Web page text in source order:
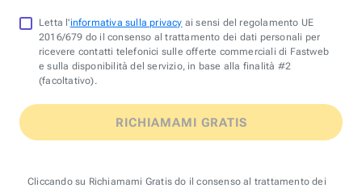
Letta l'informativa sulla privacy ai sensi del regolamento UE
2016/679 do il consenso al trattamento dei dati personali per
ricevere contatti telefonici sulle offerte commerciali di Fastweb
e sulla disponibilità del servizio, in base alla finalità #2
(facoltativo).
RICHIAMAMI GRATIS
Cliccando su Richiamami Gratis do il consenso al trattamento dei